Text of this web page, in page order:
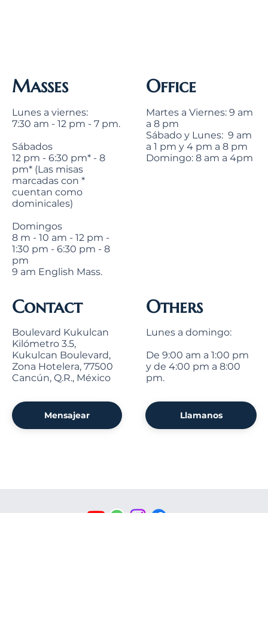
Masses
Lunes a viernes:
7:30 am - 12 pm - 7 pm.
Sábados
12 pm - 6:30 pm* - 8
pm* (Las misas
marcadas con *
cuentan como
dominicales)
Domingos
8 m - 10 am - 12 pm -
1:30 pm - 6:30 pm - 8
pm
9 am English Mass.
Contact
Boulevard Kukulcan
Kilómetro 3.5,
Kukulcan Boulevard,
Zona Hotelera, 77500
Cancún, Q.R., México
Mensajear Llamanos
Office
Martes a Viernes: 9 am
a 8 pm
Sábado y Lunes: 9 am
a 1 pm y 4 pm a 8 pm
Domingo: 8 am a 4pm
Others
Lunes a domingo:
De 9:00 am a 1:00 pm
y de 4:00 pm a 8:00
pm.